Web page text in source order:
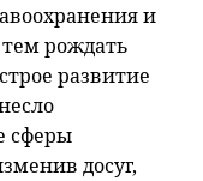
и
рождать
развитие
сферы
досуг,